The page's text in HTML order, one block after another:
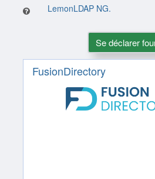
LemonLDAP NG.
Se déclarer
FusionDirectory